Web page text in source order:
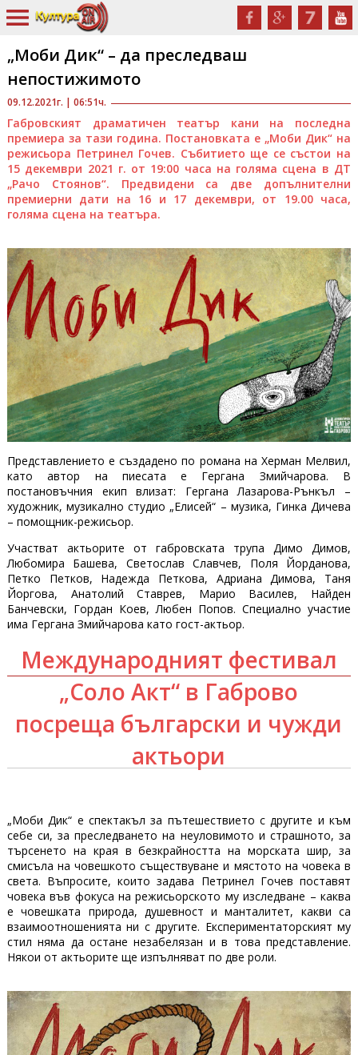
09.12.2021г. | 06:51ч.
„Моби Дик“ – да преследваш
непостижимото
Габровският драматичен театър кани на последна
премиера за тази година. Постановката е „Моби Дик“ на
режисьора Петринел Гочев. Събитието ще се състои на
15 декември 2021 г. от 19:00 часа на голяма сцена в ДТ
„Рачо Стоянов“. Предвидени са две допълнителни
премиерни дати на 16 и 17 декември, от 19.00 часа,
голяма сцена на театъра.
Представлението е създадено по романа на Херман Мелвил,
като автор на пиесата е Гергана Змийчарова. В
постановъчния екип влизат: Гергана Лазарова-Рънкъл –
художник, музикално студио „Елисей“ – музика, Гинка Дичева
– помощник-режисьор.
Участват актьорите от габровската трупа Димо Димов,
Любомира Башева, Светослав Славчев, Поля Йорданова,
Петко Петков, Надежда Петкова, Адриана Димова, Таня
Йоргова, Анатолий Ставрев, Марио Василев, Найден
Банчевски, Гордан Коев, Любен Попов. Специално участие
има Гергана Змийчарова като гост-актьор.
Международният фестивал
„Соло Акт“ в Габрово
посреща български и чужди
актьори
„Моби Дик“ е спектакъл за пътешествието с другите и към
себе си, за преследването на неуловимото и страшното, за
търсенето на края в безкрайността на морската шир, за
смисъла на човешкото съществуване и мястото на човека в
света. Въпросите, които задава Петринел Гочев поставят
човека във фокуса на режисьорското му изследване – каква
е човешката природа, душевност и манталитет, какви са
взаимоотношенията ни с другите. Експериментаторският му
стил няма да остане незабелязан и в това представление.
Някои от актьорите ще изпълняват по две роли.